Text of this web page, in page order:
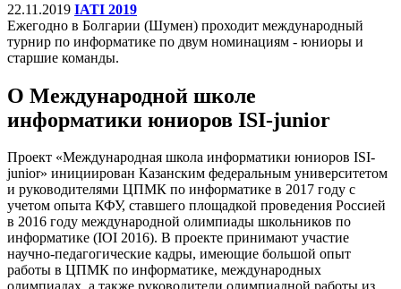
22.11.2019 IATI 2019
Ежегодно в Болгарии (Шумен) проходит международный
турнир по информатике по двум номинациям - юниоры и
старшие команды.
О Международной школе
информатики юниоров ISI-junior
Проект «Международная школа информатики юниоров ISI-
junior» инициирован Казанским федеральным университетом
и руководителями ЦПМК по информатике в 2017 году с
учетом опыта КФУ, ставшего площадкой проведения Россией
в 2016 году международной олимпиады школьников по
информатике (IOI 2016). В проекте принимают участие
научно-педагогические кадры, имеющие большой опыт
работы в ЦПМК по информатике, международных